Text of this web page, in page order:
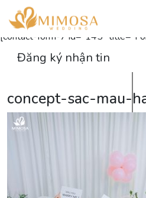
Đăng ký nhận thông tin
[contact-form-7 id="145"
Đăng ký nhận tin
concept-sac-mau-